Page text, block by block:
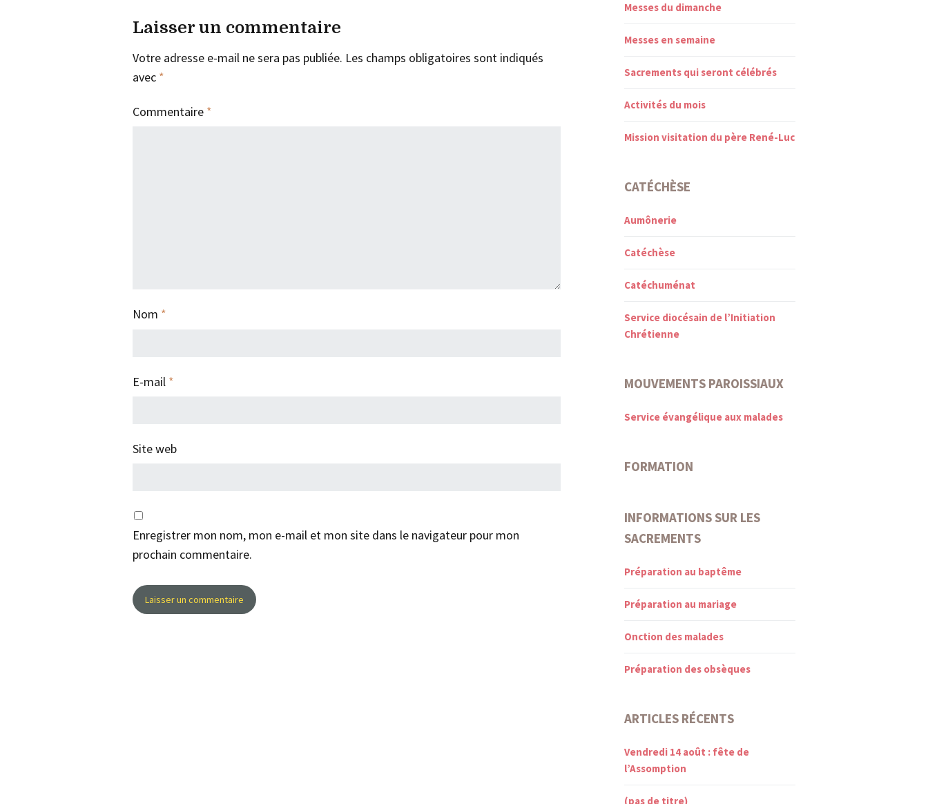
Laisser un commentaire
Votre adresse e-mail ne sera pas publiée. Les champs obligatoires sont indiqués
avec *
Commentaire *
Nom *
E-mail *
Site web
Enregistrer mon nom, mon e-mail et mon site dans le navigateur pour mon
prochain commentaire.
Messes du dimanche
Messes en semaine
Sacrements qui seront célébrés
Activités du mois
Mission visitation du père René-Luc
CATÉCHÈSE
Aumônerie
Catéchèse
Catéchuménat
Service diocésain de l’Initiation
Chrétienne
MOUVEMENTS PAROISSIAUX
Service évangélique aux malades
FORMATION
INFORMATIONS SUR LES
SACREMENTS
Préparation au baptême
Préparation au mariage
Onction des malades
Préparation des obsèques
ARTICLES RÉCENTS
Vendredi 14 août : fête de
l’Assomption
(pas de titre)